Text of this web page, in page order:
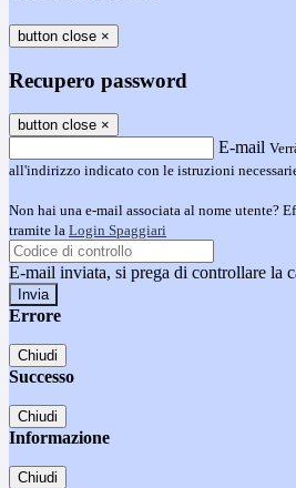
button close ×
Recupero password
button close ×
E-mail
all'indirizzo indicato con le istruzioni
Non hai una e-mail associata al nome utente?
tramite la Login Spaggiari
E-mail inviata, si prega di controllare la
Errore
Chiudi
Successo
Chiudi
Informazione
Chiudi